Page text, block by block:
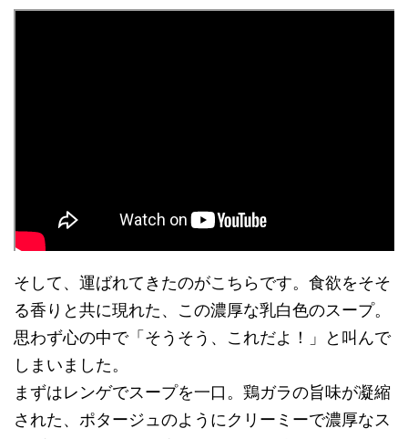
そして、運ばれてきたのがこちらです。食欲をそそ
る香りと共に現れた、この濃厚な乳白色のスープ。
思わず心の中で「そうそう、これだよ！」と叫んで
しまいました。
まずはレンゲでスープを一口。鶏ガラの旨味が凝縮
された、ポタージュのようにクリーミーで濃厚なス